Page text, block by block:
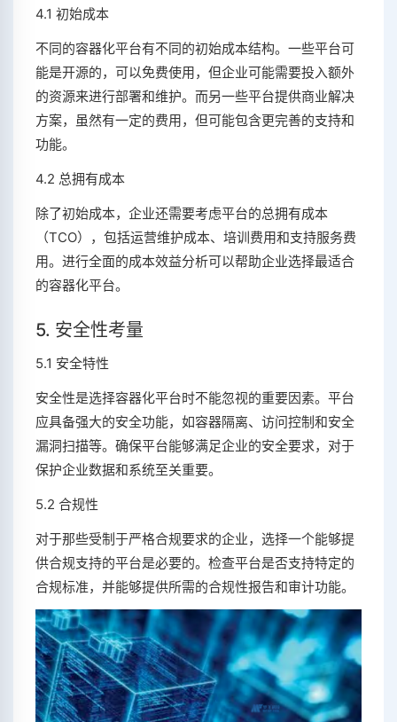
4.1 初始成本
不同的容器化平台有不同的初始成本结构。一些平台可
能是开源的，可以免费使用，但企业可能需要投入额外
的资源来进行部署和维护。而另一些平台提供商业解决
方案，虽然有一定的费用，但可能包含更完善的支持和
功能。
4.2 总拥有成本
除了初始成本，企业还需要考虑平台的总拥有成本
（TCO），包括运营维护成本、培训费用和支持服务费
用。进行全面的成本效益分析可以帮助企业选择最适合
的容器化平台。
5. 安全性考量
5.1 安全特性
安全性是选择容器化平台时不能忽视的重要因素。平台
应具备强大的安全功能，如容器隔离、访问控制和安全
漏洞扫描等。确保平台能够满足企业的安全要求，对于
保护企业数据和系统至关重要。
5.2 合规性
对于那些受制于严格合规要求的企业，选择一个能够提
供合规支持的平台是必要的。检查平台是否支持特定的
合规标准，并能够提供所需的合规性报告和审计功能。